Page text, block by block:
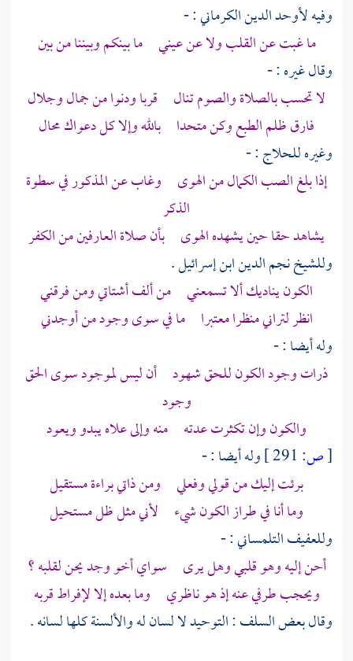
وفيهلأوحد الدين الكرماني: -
ما غبت عن القلب ولا عن عيني ما بينكم وبيننا من بين
وقال غيره : -
لا تحسب بالصلاة والصوم تنال قربا ودنوا من جمال وجلال
فارق ظلم الطبع وكن متحدا بالله وإلا كل دعواك محال
وغيرهللحلاج: -
إذا بلغ الصب الكمال من الهوى وغاب عن المذكور في سطوة
الذكر
يشاهد حقا حين يشهده الهوى بأن صلاة العارفين من الكفر
وللشيخ نجم الدين ابن إسرائيل.
الكون يناديك ألا تسمعني من ألف أشتاتي ومن فرقني
انظر لتراني منظرا معتبرا ما في سوى وجود من أوجدني
وله أيضا : -
ذرات وجود الكون للحق شهود أن ليس لموجود سوى الحق
وجود
والكون وإن تكثرت عدته منه وإلى علاه يبدو ويعود
[ص:
وله أيضا : -
برئت إليك من قولي وفعلي ومن ذاتي براءة مستقيل
وما أنا في طراز الكون شيء لأني مثل ظل مستحيل
وللعفيفالتلمساني: -
أحن إليه وهو قلبي وهل يرى سواي أخو وجد يحن لقلبه ؟
ويحجب طرفي عنه إذ هو ناظري وما بعده إلا لإفراط قربه
وقال بعض السلف : التوحيد لا لسان له والألسنة كلها لسانه .